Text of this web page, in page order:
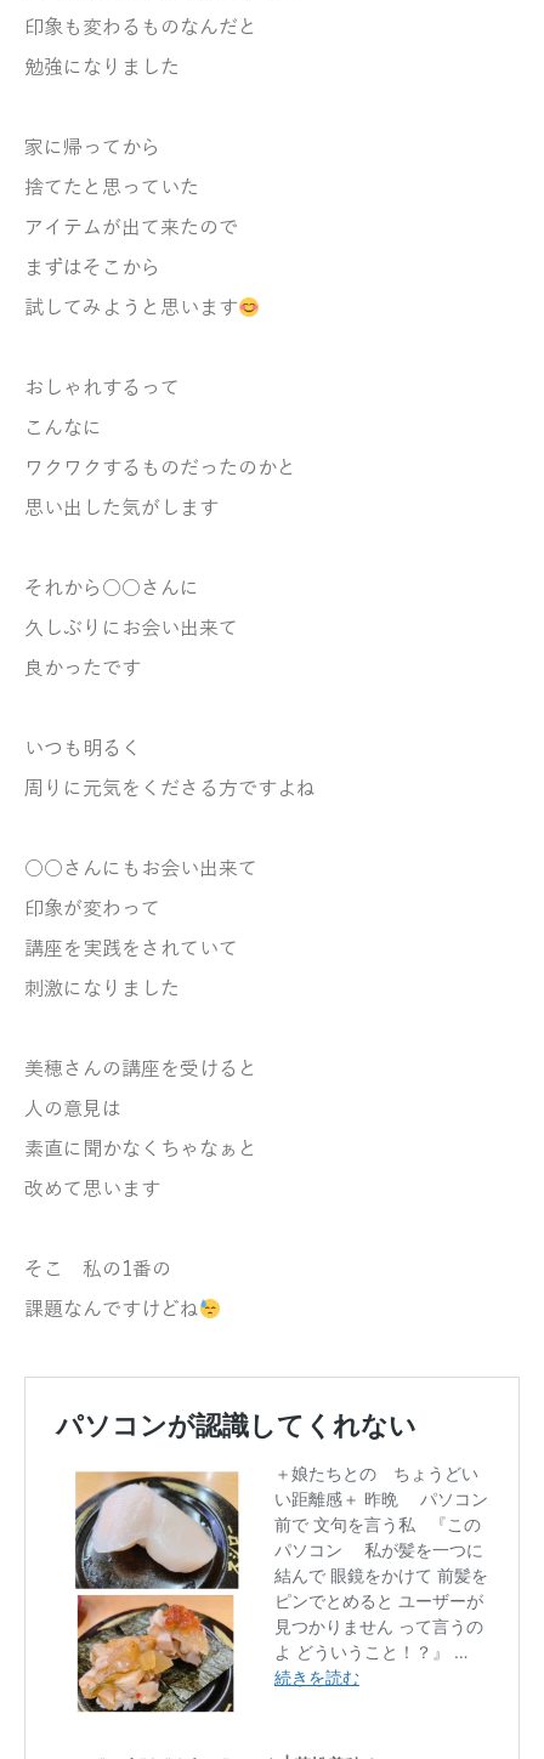
印象も変わるものなんだと
勉強になりました
家に帰ってから
捨てたと思っていた
アイテムが出て来たので
まずはそこから
試してみようと思います
おしゃれするって
こんなに
ワクワクするものだったのかと
思い出した気がします
それから○○さんに
久しぶりにお会い出来て
良かったです
いつも明るく
周りに元気をくださる方ですよね
○○さんにもお会い出来て
印象が変わって
講座を実践をされていて
刺激になりました
美穂さんの講座を受けると
人の意見は
素直に聞かなくちゃなぁと
改めて思います
そこ 私の1番の
課題なんですけどね